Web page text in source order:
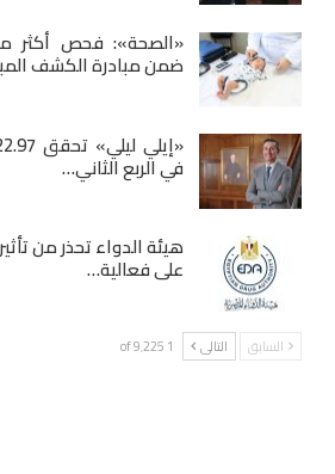
ضمن مبادرة الكشف
في الربع الثاني…
هيئة الدواء تحذر من
على فعالية…
السابق التالى 1 of 9٬225